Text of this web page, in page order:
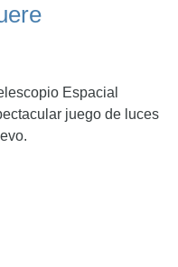
Espacial
juego de luces